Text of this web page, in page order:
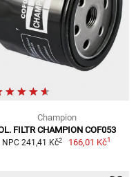
Champion
FILTR CHAMPION COF053
NPC 241,41 Kč2 166,01 Kč1